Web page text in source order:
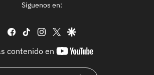
Síguenos en:
facebook
tiktok instagram
twittergoogle
contenido en
youtube-